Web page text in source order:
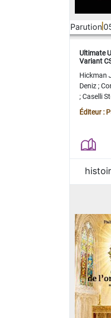
Parution
Ultimate
Variant
Hickman
Deniz;
;Caselli
Juan
Éditeur :